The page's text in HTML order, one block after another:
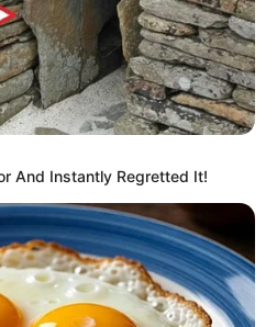
And Instantly Regretted It!